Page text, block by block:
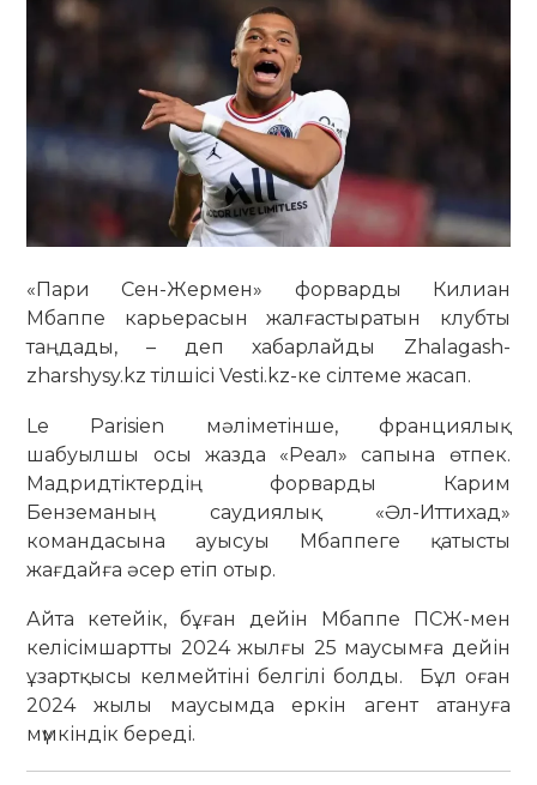
«Пари Сен-Жермен» форварды Килиан
Мбаппе карьерасын жалғастыратын клубты
таңдады, – деп хабарлайды Zhalagash-
zharshysy.kz тілшісі Vesti.kz-ке сілтеме жасап.
Le Parisien мәліметінше, франциялық
шабуылшы осы жазда «Реал» сапына өтпек.
Мадридтіктердің форварды Карим
Бенземаның саудиялық «Әл-Иттихад»
командасына ауысуы Мбаппеге қатысты
жағдайға әсер етіп отыр.
Айта кетейік, бұған дейін Мбаппе ПСЖ-мен
келісімшартты 2024 жылғы 25 маусымға дейін
ұзартқысы келмейтіні белгілі болды. Бұл оған
2024 жылы маусымда еркін агент атануға
мүмкіндік береді.